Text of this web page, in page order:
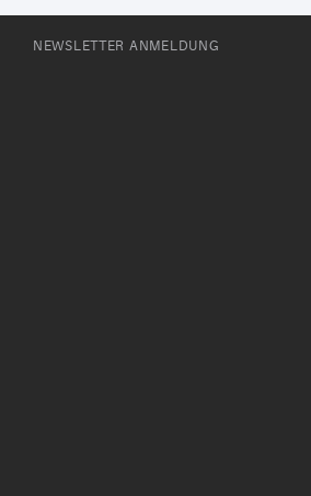
NEWSLETTER ANMELDUNG